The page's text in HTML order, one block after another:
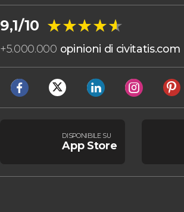
9,1/10 ★★★★★
★★★★★
+5.000.000 opinioni di civitatis.com
DISPONIBILE SU
App Store